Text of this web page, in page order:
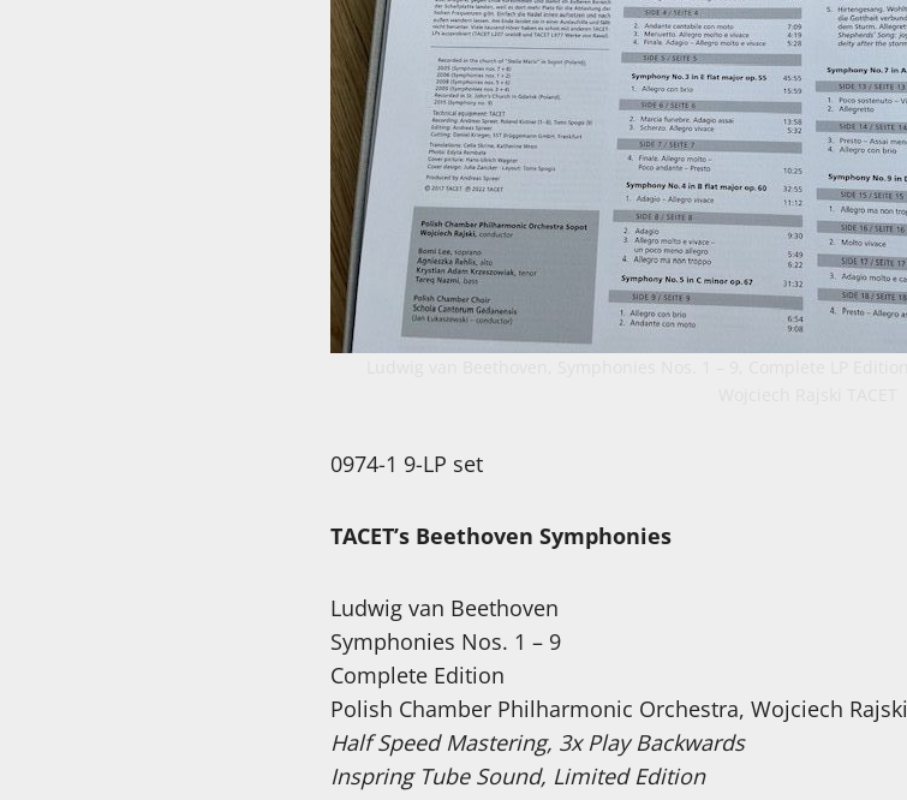
0974-1 9-LP set
TACET’s Beethoven Symphonies
Ludwig van Beethoven
Symphonies Nos. 1 – 9
Complete Edition
Polish Chamber Philharmonic Orchestra, Wojciech Rajski
Half Speed Mastering, 3x Play Backwards
Inspring Tube Sound, Limited Edition